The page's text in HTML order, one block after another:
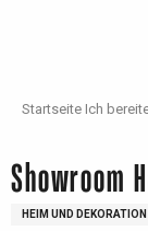
Startseite Ich
Showroom
HEIM UND DEKORATION